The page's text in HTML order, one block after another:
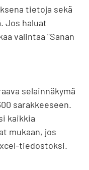
tietoja sekä
Jos haluat
valintaa "Sanan
selainnäkymä
sarakkeeseen.
kaikkia
mukaan, jos
tiedostoksi.